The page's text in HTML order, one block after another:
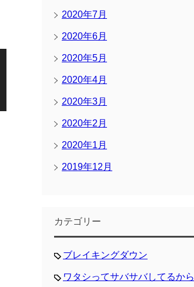
2020年7月
2020年6月
2020年5月
2020年4月
2020年3月
2020年2月
2020年1月
2019年12月
カテゴリー
ブレイキングダウン
ワタシってサバサバしてるから